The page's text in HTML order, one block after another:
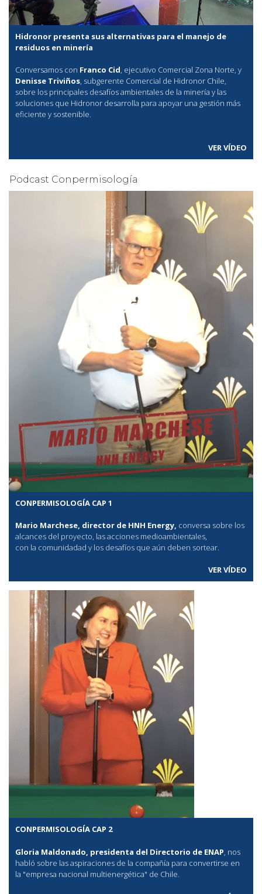
Hidronor presenta sus alternativas para el manejo de
residuos en minería
Conversamos con Franco Cid, ejecutivo Comercial Zona Norte, y
Denisse Triviños, subgerente Comercial de Hidronor Chile,
sobre los principales desafíos ambientales de la minería y las
soluciones que Hidronor desarrolla para apoyar una gestión más
eficiente y sostenible.
VER VÍDEO
Podcast Conpermisología
CONPERMISOLOGÍA CAP 1
Mario Marchese, director de HNH Energy, conversa sobre los
alcances del proyecto, las acciones medioambientales,
con la comunidadad y los desafíos que aún deben sortear.
VER VÍDEO
CONPERMISOLOGÍA CAP 2
Gloria Maldonado, presidenta del Directorio de ENAP, nos
habló sobre las aspiraciones de la compañía para convertirse en
la "empresa nacional multienergética" de Chile.